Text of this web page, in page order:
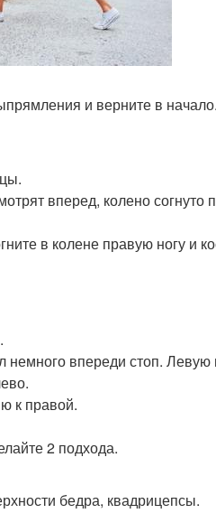
и верните в начало.
вперед, колено
в колене правую ногу и
немного впереди стоп.
к правой.
2 подхода.
бедра, квадрицепсы.